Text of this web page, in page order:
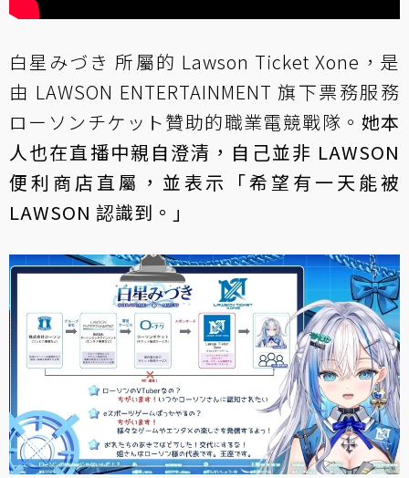
白星みづき 所屬的 Lawson Ticket Xone，是
由 LAWSON ENTERTAINMENT 旗下票務服務
ローソンチケット贊助的職業電競戰隊。 她本
人也在直播中親自澄清，自己並非 LAWSON
便利商店直屬，並表示「希望有一天能被
LAWSON 認識到。」